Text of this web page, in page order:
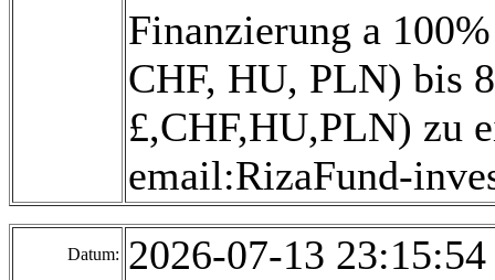
Finanzierung a
CHF, HU, PLN) bis
£,CHF,HU,PLN) zu
email:RizaFund-
Datum: 2026-07-13